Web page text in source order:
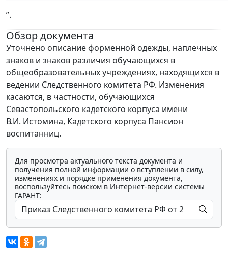
”.
Обзор документа
Уточнено описание форменной одежды, наплечных
знаков и знаков различия обучающихся в
общеобразовательных учреждениях, находящихся в
ведении Следственного комитета РФ. Изменения
касаются, в частности, обучающихся
Севастопольского кадетского корпуса имени
В.И. Истомина, Кадетского корпуса Пансион
воспитанниц.
Для просмотра актуального текста документа и
получения полной информации о вступлении в силу,
изменениях и порядке применения документа,
воспользуйтесь поиском в Интернет-версии системы
ГАРАНТ: